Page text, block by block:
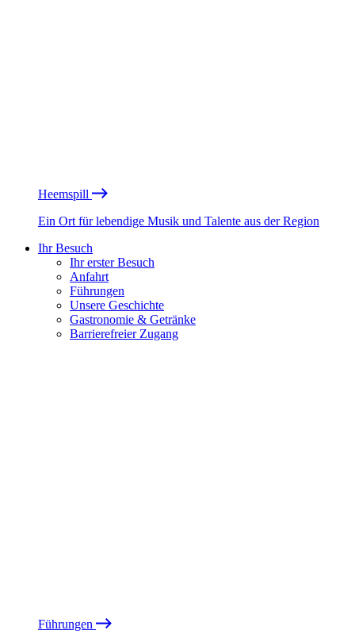
Heemspill
Ein Ort für lebendige Musik und Talente aus der Region
Ihr Besuch
Ihr erster Besuch
Anfahrt
Führungen
Unsere Geschichte
Gastronomie & Getränke
Barrierefreier Zugang
Führungen